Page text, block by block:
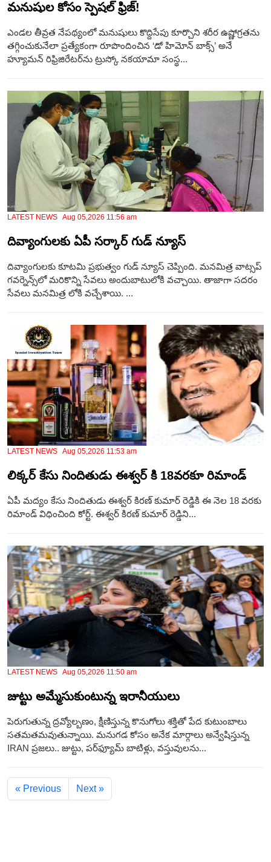
మనుషుల కోసం స్పెష‌ల్ ఫ్రిజ్‌!
ఎండల తీవ్రత నేప‌థ్యంలో మనుషులు కొద్దిసేపు కూర్చొని శరీర ఉష్ణోగ్రతను
తగ్గించుకునేలా ప్రత్యేకంగా రూపొందించిన ‘డో హిమోన్ బాక్స్’ అనే
హ్యూమన్ రిఫ్రిజిరేటర్‌ను ట్రుస్కో నకయామా సంస్థ...
LATEST NEWS Aug 05,2026 11:56 am
దివ్యాంగులకు ఏపీ సర్కార్ గుడ్ న్యూస్
దివ్యాంగులకు కూటమి ప్రభుత్వం గుడ్ న్యూస్ చెప్పింది. మనమిత్ర వాట్సప్
గవర్నెన్స్‌లో మరికొన్ని సేవలు అందుబాటులోకి వచ్చాయి. తాజాగా సదరం
సేవలు మనమిత్ర లోకి వచ్చేశాయి. ...
LATEST NEWS Aug 05,2026 11:53 am
లిక్కర్ కేసు నిందితుడు ఈశ్వర్ కి 18వరకూ రిమాండ్
ఏపీ మద్యం కేసు నిందితుడు ఈశ్వర్ కిరణ్ కుమార్ రెడ్డికి ఈ నెల 18 వరకు
రిమాండ్ విధించింది కోర్ట్. ఈశ్వర్ కిరణ్ కుమార్ రెడ్డిని...
LATEST NEWS Aug 05,2026 11:50 am
జుట్టు అమ్మేసుకుంటున్న ఇరానీయులు
పెరుగుతున్న ద్రవ్యోల్బణం, క్షీణిస్తున్న కొనుగోలు శక్తితో పేద కుటుంబాలు
సతమతమవుతున్నాయి. మనుగడ కోసం అనేక మార్గాలు అన్వేషిస్తున్న
IRAN ప్రజలు.. జుట్టు, పర్‌ఫ్యూమ్‌ బాటిళ్లు, వస్తువులను...
« Previous Next »